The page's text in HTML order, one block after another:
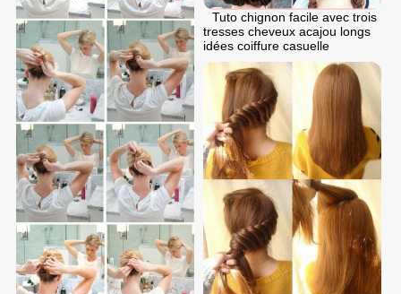
Tuto chignon facile avec trois
tresses cheveux acajou longs
idées coiffure casuelle